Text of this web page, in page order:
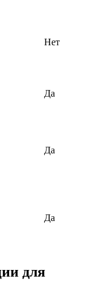
Нет
Да
Да
Да
для